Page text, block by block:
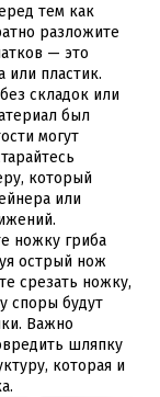
тем как
разложите
— это
или пластик.
складок или
был
могут
который
или
ножку гриба
острый нож
срезать ножку,
споры будут
Важно
шляпку
которая и